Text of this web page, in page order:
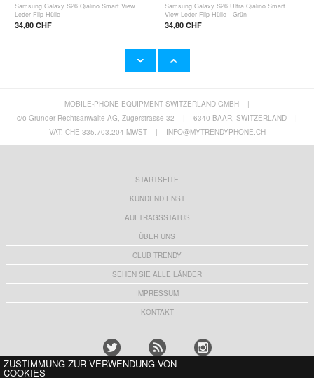
Samsung Galaxy S26 Qialino Smart View
Leder Flip Hülle
34,80 CHF
Samsung Galaxy S26 Ultra Qialino Smart
View Leder Flip Hülle - Grün
34,80 CHF
Samsung Galaxy S26 Ultra Qialino Smart
View Leder Flip Hülle
Samsung Galaxy S26+ Qialino Smart View
Leder Flip Hülle
33,80 CHF
MOBILE-PHONE EQUIPMENT SWITZERLAND GMBH
|
c/o Grunder Rechtsanwälte AG, Zugerstrasse 32
| 6340 BAAR, SWITZERLAND
|
VAT: CHE-335.703.204 MWST
| INFO@MYTRENDYPHONE.CH
STARTSEITE
KUNDENDIENST
AUFTRAGSSTATUS
ÜBER UNS
CLUB TRENDY
SEHEN SIE ALLE LÄNDER
IMPRESSUM
KONTAKT
ZUSTIMMUNG ZUR VERWENDUNG VON
COOKIES